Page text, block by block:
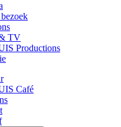
TV
Productions
Café